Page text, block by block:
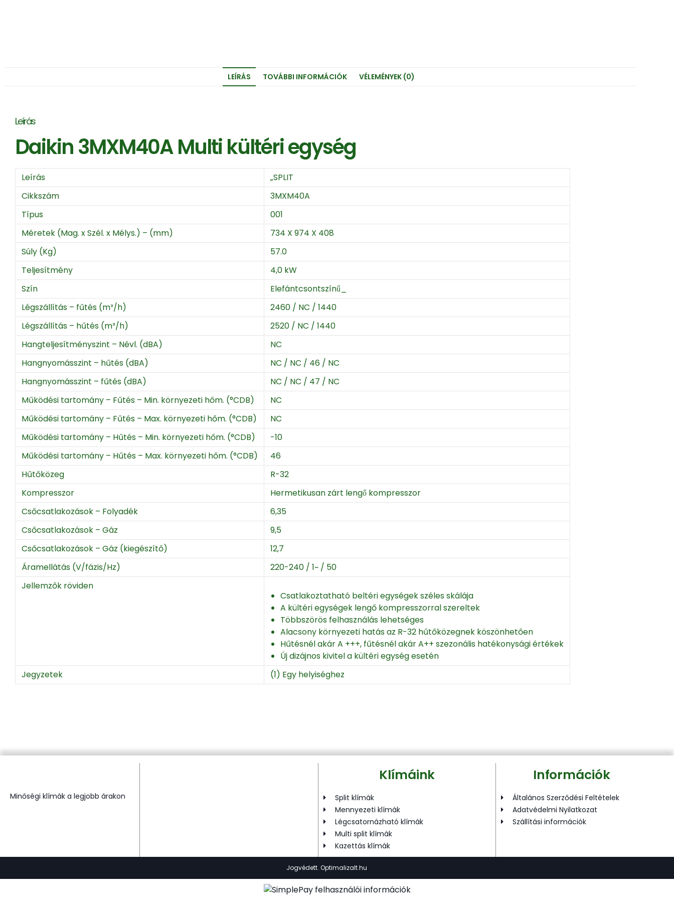
LEÍRÁS TOVÁBBI INFORMÁCIÓK VÉLEMÉNYEK (0)
Leírás
Daikin 3MXM40A Multi kültéri egység
Leírás
„SPLIT
Cikkszám
3MXM40A
Típus
001
Méretek (Mag. x Szél. x Mélys.) – (mm)
734 X 974 X 408
Súly (Kg)
57.0
Teljesítmény
4,0 kW
Szín
Elefántcsontszínű_
Légszállítás – fűtés (m³/h)
2460 / NC / 1440
Légszállítás – hűtés (m³/h)
2520 / NC / 1440
Hangteljesítményszint – Névl. (dBA)
NC
Hangnyomásszint – hűtés (dBA)
NC / NC / 46 / NC
Hangnyomásszint – fűtés (dBA)
NC / NC / 47 / NC
Működési tartomány – Fűtés – Min. környezeti hőm. (°CDB)
NC
Működési tartomány – Fűtés – Max. környezeti hőm. (°CDB)
NC
Működési tartomány – Hűtés – Min. környezeti hőm. (°CDB)
-10
Működési tartomány – Hűtés – Max. környezeti hőm. (°CDB)
46
Hűtőközeg
R-32
Kompresszor
Hermetikusan zárt lengő kompresszor
Csőcsatlakozások – Folyadék
6,35
Csőcsatlakozások – Gáz
9,5
Csőcsatlakozások – Gáz (kiegészítő)
12,7
Áramellátás (V/fázis/Hz)
220-240 / 1~ / 50
Jellemzők röviden
Csatlakoztatható beltéri egységek széles skálája
A kültéri egységek lengő kompresszorral szereltek
Többszörös felhasználás lehetséges
Alacsony környezeti hatás az R-32 hűtőközegnek köszönhetően
Hűtésnél akár A +++, fűtésnél akár A++ szezonális hatékonysági értékek
Új dizájnos kivitel a kültéri egység esetén
Jegyzetek
(1) Egy helyiséghez
Minőségi klímák a legjobb árakon
Klímáink
Split klímák
Mennyezeti klímák
Légcsatornázható klímák
Multi split klímák
Kazettás klímák
Információk
Általános Szerződési Feltételek
Adatvédelmi Nyilatkozat
Szállítási információk
Jogvédett. Optimalizalt.hu